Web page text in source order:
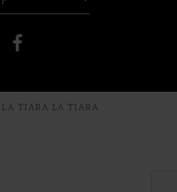
TIARA LA TIARA